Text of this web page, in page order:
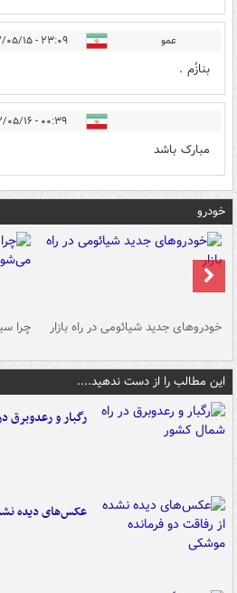
عمو ۲۳:۰۹ - ۱۴۰۲/۰۵/۱۵
بنازُم .
۰۰:۳۹ - ۱۴۰۲/۰۵/۱۶
مبارک باشد
خودرو
خودروهای جدید شیائومی در راه بازار چرا
این مطالب را از دست ندهید....
رگبار و رعدوبرق
عکس‌های دیده